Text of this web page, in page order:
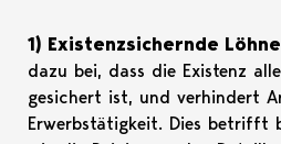
1) Existenzsichernde Löhne
dazu bei, dass die Existenz
gesichert ist, und verhindert
Erwerbstätigkeit. Dies betrifft